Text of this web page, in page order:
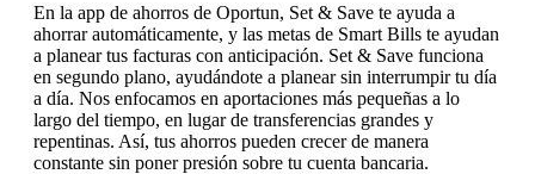
En la app de ahorros de Oportun, Set & Save te ayuda a
ahorrar automáticamente, y las metas de Smart Bills te ayudan
a planear tus facturas con anticipación. Set & Save funciona
en segundo plano, ayudándote a planear sin interrumpir tu día
a día. Nos enfocamos en aportaciones más pequeñas a lo
largo del tiempo, en lugar de transferencias grandes y
repentinas. Así, tus ahorros pueden crecer de manera
constante sin poner presión sobre tu cuenta bancaria.